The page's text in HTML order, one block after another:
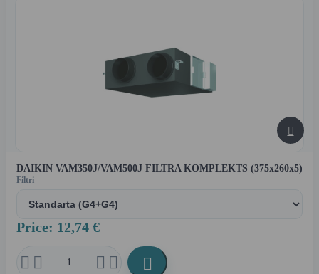

DAIKIN VAM350J/VAM500J FILTRA KOMPLEKTS (375x260x5)
Filtri
Price: 12,74 €
    